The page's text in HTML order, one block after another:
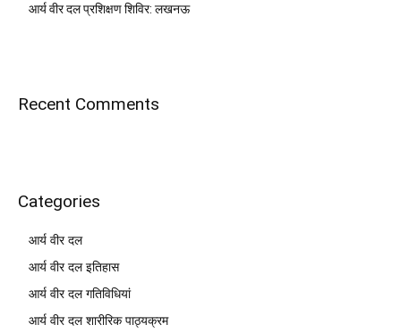
आर्य वीर दल प्रशिक्षण शिविर: लखनऊ
Recent Comments
Categories
आर्य वीर दल
आर्य वीर दल इतिहास
आर्य वीर दल गतिविधियां
आर्य वीर दल शारीरिक पाठ्यक्रम